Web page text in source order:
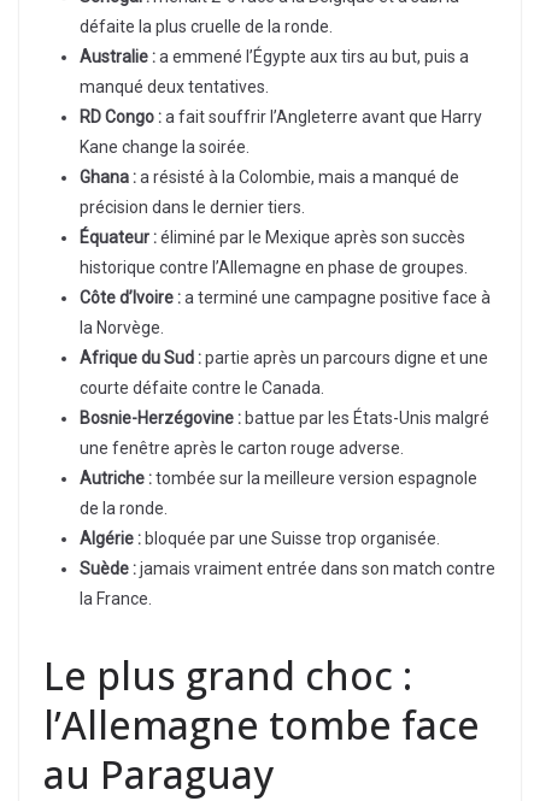
défaite la plus cruelle de la ronde.
Australie :a emmené l’Égypte aux tirs au but, puis a
manqué deux tentatives.
RD Congo :a fait souffrir l’Angleterre avant que Harry
Kane change la soirée.
Ghana :a résisté à la Colombie, mais a manqué de
précision dans le dernier tiers.
Équateur :éliminé par le Mexique après son succès
historique contre l’Allemagne en phase de groupes.
Côte d’Ivoire :a terminé une campagne positive face à
la Norvège.
Afrique du Sud :partie après un parcours digne et une
courte défaite contre le Canada.
Bosnie-Herzégovine :battue par les États-Unis malgré
une fenêtre après le carton rouge adverse.
Autriche :tombée sur la meilleure version espagnole
de la ronde.
Algérie :bloquée par une Suisse trop organisée.
Suède :jamais vraiment entrée dans son match contre
la France.
Le plus grand choc :
l’Allemagne tombe face
au Paraguay